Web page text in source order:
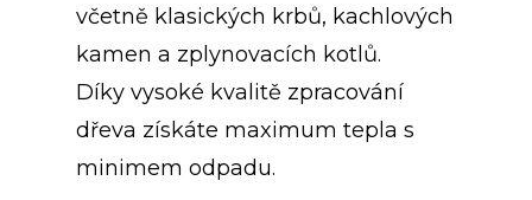
včetně klasických krbů, kachlových
kamen a zplynovacích kotlů.
Díky vysoké kvalitě zpracování
dřeva získáte maximum tepla s
minimem odpadu.